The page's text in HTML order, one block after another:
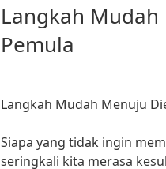
Langkah Mudah
Pemula
Langkah Mudah Menuju
Siapa yang tidak ingin
seringkali kita merasa